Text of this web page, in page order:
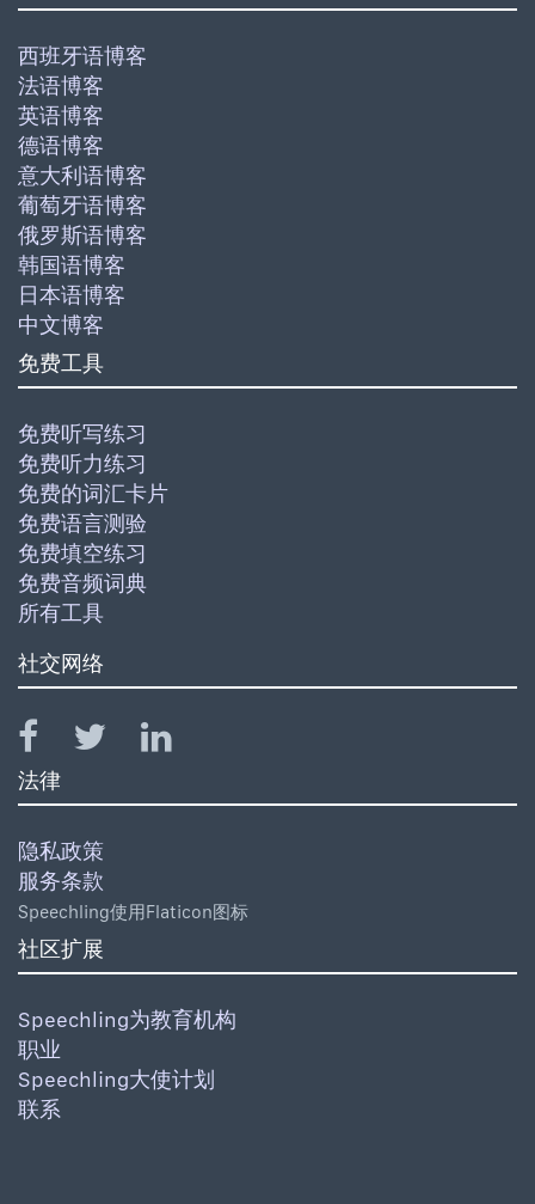
西班牙语博客
法语博客
英语博客
德语博客
意大利语博客
葡萄牙语博客
俄罗斯语博客
韩国语博客
日本语博客
中文博客
免费工具
免费听写练习
免费听力练习
免费的词汇卡片
免费语言测验
免费填空练习
免费音频词典
所有工具
社交网络
法律
隐私政策
服务条款
Speechling使用Flaticon图标
社区扩展
Speechling为教育机构
职业
Speechling大使计划
联系